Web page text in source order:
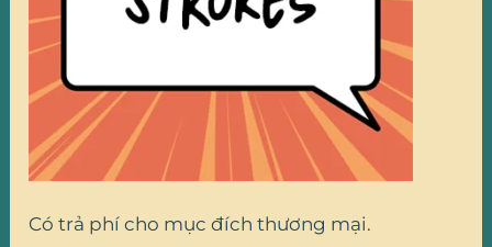
Có trả phí cho mục đích thương mại.